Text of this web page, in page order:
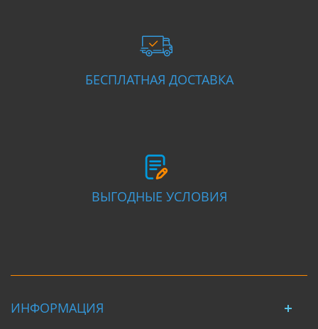
БЕСПЛАТНАЯ ДОСТАВКА
ВЫГОДНЫЕ УСЛОВИЯ
ИНФОРМАЦИЯ